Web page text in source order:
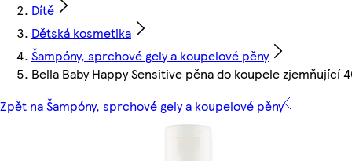
Dítě
Dětská kosmetika
Šampóny, sprchové gely a koupelové pěny
Bella Baby Happy Sensitive pěna do koupele zjemňující
Zpět na Šampóny, sprchové gely a koupelové pěny